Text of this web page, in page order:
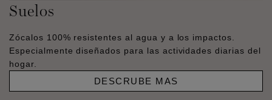
Suelos
Zócalos 100% resistentes al agua y a los impactos.
Especialmente diseñados para las actividades diarias del
hogar.
DESCRUBE MAS